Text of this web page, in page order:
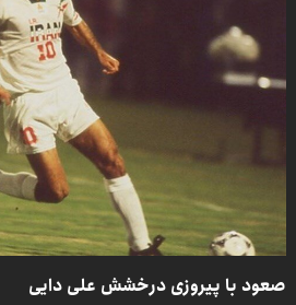
صعود با پیروزی درخشش علی دایی